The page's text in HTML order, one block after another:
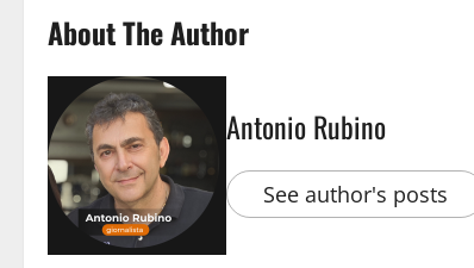
About The Author
Antonio Rubino
See author's posts